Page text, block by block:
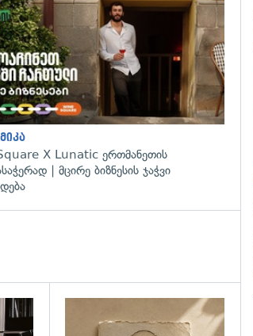
X Lunatic ერთმანეთის
| მცირე ბიზნესის ჯაჭვი